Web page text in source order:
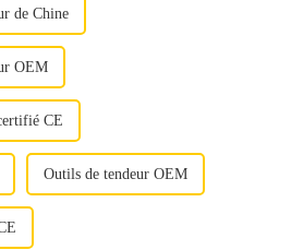
de Chine
OEM
CE
Outils de tendeur OEM